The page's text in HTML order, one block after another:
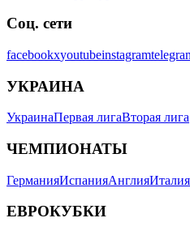
Соц. сети
facebookxyoutubeinstagram
УКРАИНА
УкраинаПервая лигаВторая лига
ЧЕМПИОНАТЫ
ГерманияИспанияАнглияИталия
ЕВРОКУБКИ